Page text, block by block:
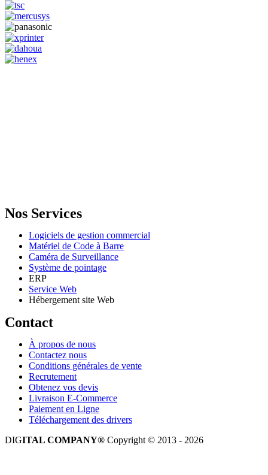
Nos Services
Logiciels de gestion commercial
Matériel de Code à Barre
Caméra de Surveillance
Système de pointage
ERP
Service Web
Hébergement site Web
Contact
À propos de nous
Contactez nous
Conditions générales de vente
Recrutement
Obtenez vos devis
Livraison E-Commerce
Paiement en Ligne
Téléchargement des drivers
DIGITAL COMPANY® Copyright © 2013 - 2026